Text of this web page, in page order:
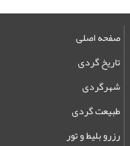
صفحه اصلی
تاریخ گردی
شهرگردی
طبیعت گردی
رزرو بلیط و تور